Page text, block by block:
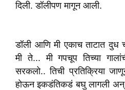
दिली. डॉलीपण मागून आली.
डॉली आणि मी एकाच ताटात दुध
मी ते... मी गपचूप तिच्या
सरकलो.. तिची प्रतिक्रिया
होऊन इकडंतिकडं बघु लागली